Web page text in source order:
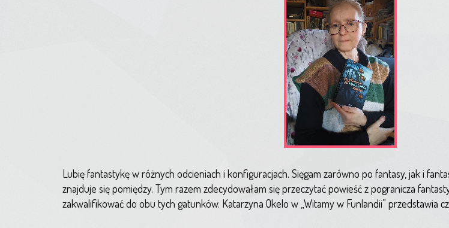
Lubię fantastykę w różnych odcieniach i konfiguracjach. Sięgam zarówno po fantasy, jak i
znajduje się pomiędzy. Tym razem zdecydowałam się przeczytać powieść z pogranicza
zakwalifikować do obu tych gatunków. Katarzyna Okelo w „Witamy w Funlandii” przedstawia